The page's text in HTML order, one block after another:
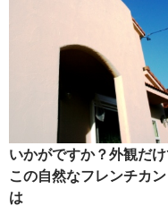
いかがですか？外観だ
この自然なフレンチカ
は